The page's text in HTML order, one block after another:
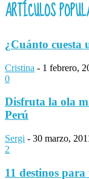
ARTÍCULOS
¿Cuánto cuesta
Cristina - 1 febrero,
0
Disfruta la ola
Perú
Sergi - 30 marzo,
2
11 destinos